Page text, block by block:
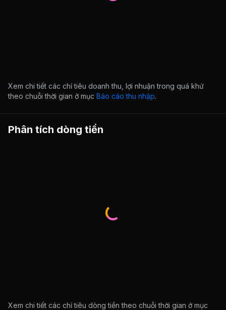
Xem chi tiết các chỉ tiêu doanh thu, lợi nhuận trong quá khứ
theo chuỗi thời gian ở mục Báo cáo thu nhập.
Phân tích dòng tiền
Xem chi tiết các chỉ tiêu dòng tiền theo chuỗi thời gian ở mục